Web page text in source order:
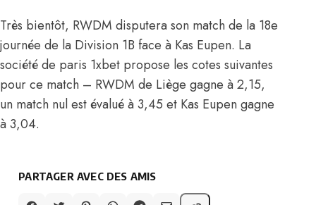
Très bientôt, RWDM disputera son match de la 18e
journée de la Division 1B face à Kas Eupen. La
société de paris 1xbet propose les cotes suivantes
pour ce match – RWDM de Liège gagne à 2,15,
un match nul est évalué à 3,45 et Kas Eupen gagne
à 3,04.
PARTAGER AVEC DES AMIS